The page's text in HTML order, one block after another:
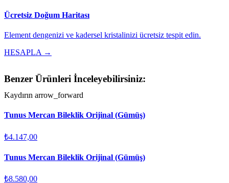
Ücretsiz Doğum Haritası
Element dengenizi ve kadersel kristalinizi ücretsiz tespit edin.
HESAPLA →
Benzer Ürünleri İnceleyebilirsiniz:
Kaydırın arrow_forward
Tunus Mercan Bileklik Orijinal (Gümüş)
₺4.147,00
Tunus Mercan Bileklik Orijinal (Gümüş)
₺8.580,00